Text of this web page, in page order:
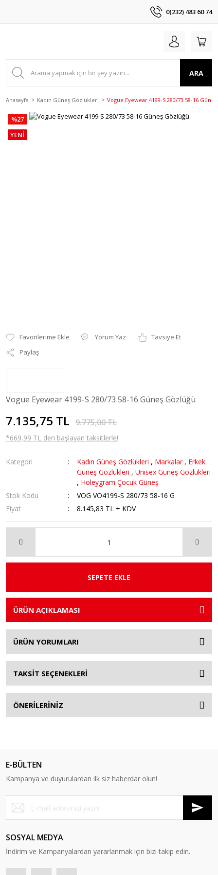
0(232) 483 60 74
ARA
Anasayfa Kadın Güneş Gözlükleri Vogue Eyewear 4199-S 280/73 58-16
%27
YENİ
Yorum Yaz
Tavsiye Et
Paylaş
Vogue Eyewear 4199-S 280/73 58-16 Güneş Gözlüğü
7.135,75 TL 9.775,00 TL
*669,99 TL den başlayan taksitlerle!
Kategori Kadın Güneş Gözlükleri , Markalar , Erkek
Güneş Gözlükleri ,Unisex Güneş Gözlükleri
, Holeygram Çocuk Güneş
Stok Kodu
VOG VO4199-S 280/73 58-16 G
Fiyat
8.145,83 TL + KDV
SEPETE EKLE
ÜRÜN AÇIKLAMASI
ÜRÜN YORUMLARI
TAKSİT SEÇENEKLERİ
ÖNERİLERİNİZ
E-BÜLTEN
Kampanya ve duyurulardan ilk siz haberdar olun!
SOSYAL MEDYA
İndirim ve Kampanyalardan yararlanmak için bizi takip edin.